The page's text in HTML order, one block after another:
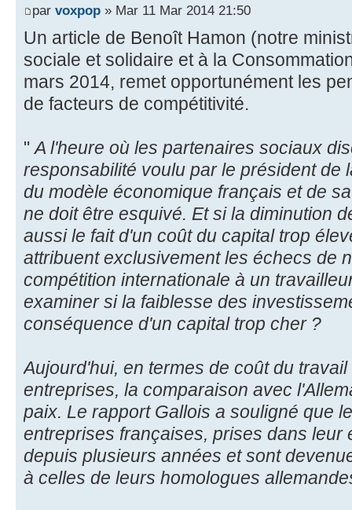
par voxpop » Mar 11 Mar 2014 21:50
Un article de Benoît Hamon (notre
sociale et solidaire et à la
mars 2014, remet opportunément les
de facteurs de compétitivité.
"A l'heure où les partenaires sociaux
responsabilité voulu par le président de
du modèle économique français et de
ne doit être esquivé. Et si la diminution
aussi le fait d'un coût du capital trop
attribuent exclusivement les échecs de
compétition internationale à un
examiner si la faiblesse des
conséquence d'un capital trop cher ?
Aujourd'hui, en termes de coût du
entreprises, la comparaison avec
paix. Le rapport Gallois a souligné que
entreprises françaises, prises dans leur
depuis plusieurs années et sont
à celles de leurs homologues